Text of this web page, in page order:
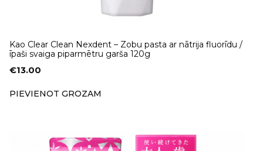
Kao Clear Clean Nexdent – Zobu pasta ar nātrija fluorīdu /
īpaši svaiga piparmētru garša 120g
€13.00
PIEVIENOT GROZAM